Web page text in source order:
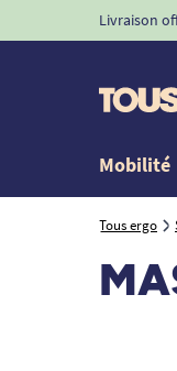
Livraison
Mobilité
Tous ergo